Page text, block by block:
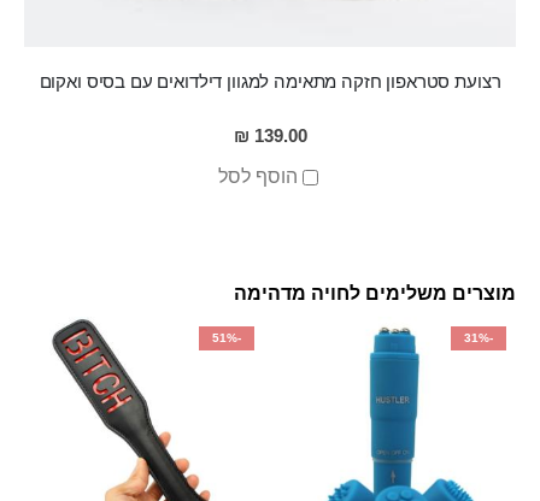
רצועת סטראפון חזקה מתאימה למגוון דילדואים עם בסיס ואקום
139.00 ₪
הוסף לסל
מוצרים משלימים לחויה מדהימה
-31%
-51%